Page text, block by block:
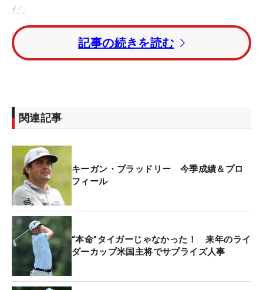
だ。
PGAツアーで通算6勝を誇るブラッドリーは、2025
年に行われる米国と欧州の対抗戦「ライダーカッ
「ジムから電話をもらった時は、本当にうれしかっ
た。モントリオールでチームを助けるために全力を
控えているので、チームルームの裏側を理解し、仲
間意識とコーチングがどのように選手たちのベスト
プレーに役立っているのかを勉強をしたい。これは
素晴らしい経験になるだろう」と喜んだ。
フューリックは、「モントリオールのチームルーム
で彼の声を聞くことを楽しみにしています。彼はマ
ッチプレー競技に対して強い情熱を持っており、
2025年のライダーカップに向けても選手たちにとっ
記事の続きを読む
関連記事
キーガン・ブラッドリー 今季成績＆プロ
フィール
“本命”タイガーじゃなかった！ 来年のライ
ダーカップ米国主将でサプライズ人事